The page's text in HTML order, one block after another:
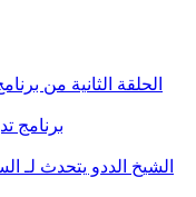
الحلقة الثانية من
برنامج
الشيخ الددو يتحدث لـ